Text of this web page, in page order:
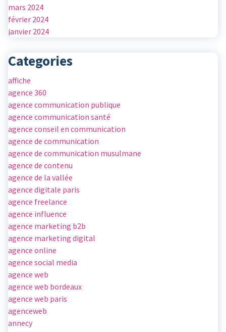
mars 2024
février 2024
janvier 2024
Categories
affiche
agence 360
agence communication publique
agence communication santé
agence conseil en communication
agence de communication
agence de communication musulmane
agence de contenu
agence de la vallée
agence digitale paris
agence freelance
agence influence
agence marketing b2b
agence marketing digital
agence online
agence social media
agence web
agence web bordeaux
agence web paris
agenceweb
annecy